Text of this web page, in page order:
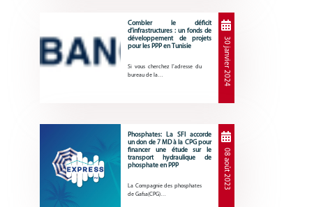
Combler le déficit
d’infrastructures : un fonds de
développement de projets
pour les PPP en Tunisie
Si vous cherchez l’adresse du
bureau de la…
30 janvier 2024
Phosphates: La SFI accorde
un don de 7 MD à la CPG pour
financer une étude sur le
transport hydraulique de
phosphate en PPP
La Compagnie des phosphates
de Gafsa(CPG)…
08 août 2023